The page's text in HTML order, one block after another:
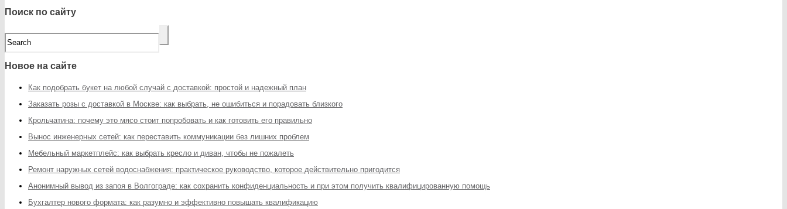
Поиск по сайту
Новое на сайте
Как подобрать букет на любой случай с доставкой: простой и надежный план
Заказать розы с доставкой в Москве: как выбрать, не ошибиться и порадовать близкого
Крольчатина: почему это мясо стоит попробовать и как готовить его правильно
Вынос инженерных сетей: как переставить коммуникации без лишних проблем
Мебельный маркетплейс: как выбрать кресло и диван, чтобы не пожалеть
Ремонт наружных сетей водоснабжения: практическое руководство, которое действительно пригодится
Анонимный вывод из запоя в Волгограде: как сохранить конфиденциальность и при этом получить квалифицированную помощь
Бухгалтер нового формата: как разумно и эффективно повышать квалификацию